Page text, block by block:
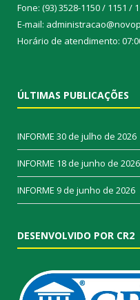
Fone: (93) 3528-1150 / 1151 /
E-mail:
Horário de atendimento:
ÚLTIMAS PUBLICAÇÕES
INFORME 30 de julho de 2026
INFORME 18 de junho de 2026
INFORME 9 de junho de 2026
DESENVOLVIDO POR CR2